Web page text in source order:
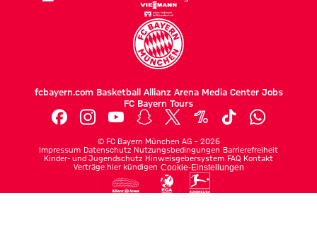
fcbayern.com Basketball Allianz Arena Media Center Jobs
FC Bayern Tours
© FC Bayern München AG – 2026
Impressum Datenschutz Nutzungsbedingungen Barrierefreiheit
Kinder- und Jugendschutz Hinweisgebersystem FAQ Kontakt
Verträge hier kündigen Cookie-Einstellungen